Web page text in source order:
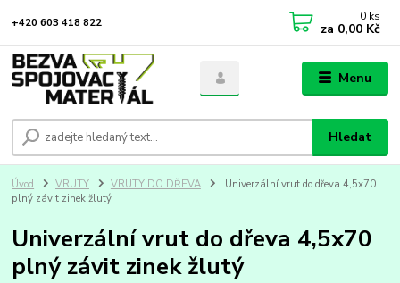
Menu
Hledat
+420 603 418 822 0 ks
za 0,00 Kč
Úvod VRUTY VRUTY DO DŘEVA
Univerzální vrut do dřeva 4,5x70
plný závit zinek žlutý
Univerzální vrut do dřeva 4,5x70
plný závit zinek žlutý